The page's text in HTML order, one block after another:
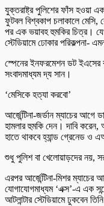
যুক্তরাষ্ট্র পুলিশের ফাঁস হওয়া
ফুটবল বিশ্বকাপ চলাকালে মেসি,
পর এক ভয়াবহ হুমকির চিত্র।
স্টেডিয়ামে ঢোকার পরিকল্পনা-
স্পেনের ইনফরমেশন ডট ইএসের
সংবাদমাধ্যম দ্য সান।
‘মেসিকে হত্যা করবো’
আর্জেন্টিনা-জর্ডান ম্যাচের আগে
হামলার হুমকি দেন। দাবি
হাতে থাকবে হ্যান্ড গ্রেনেড ও
শুধু পুলিশ বা খেলোয়াড়দের নয়,
এরপর আর্জেন্টিনা-মিশর
যোগাযোগমাধ্যম ‘এক্স’-এ এক
আটলান্টার স্টেডিয়ামে ঢুকবেন